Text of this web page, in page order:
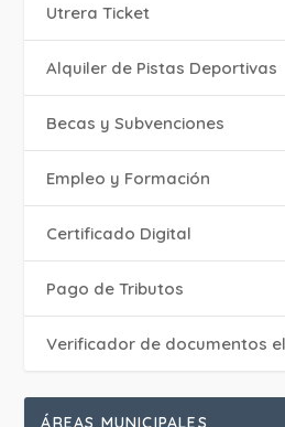
Utrera Ticket
Alquiler de Pistas Deportivas
Becas y Subvenciones
Empleo y Formación
Certificado Digital
Pago de Tributos
Verificador de documentos
ÁREAS MUNICIPALES